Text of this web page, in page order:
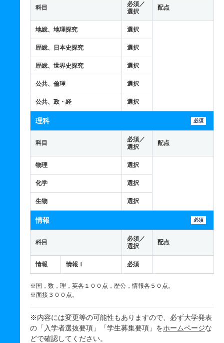
科目
必須／
選択
配点
地総、地理探究 選択
歴総、日本史探究 選択
歴総、世界史探究 選択
公共、倫理 選択
公共、政・経 選択
理科 必須
科目
必須／
選択
配点
物理 選択
化学 選択
生物 選択
情報 必須
科目
必須／
選択
配点
情報 情報Ⅰ 必須
※国，数，理，英各１００点，歴公，情報各５０点。
※面接３００点。
※内容には変更等の可能性もありますので、必ず大学発表
の「入学者選抜要項」「学生募集要項」をホームページな
どで確認してください。